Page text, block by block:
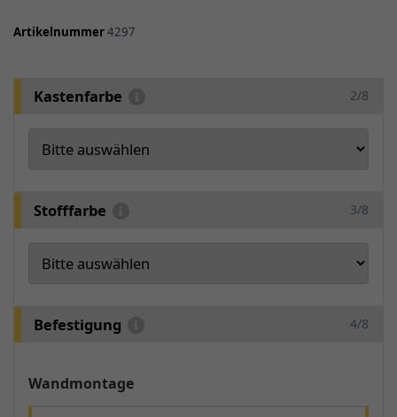
Artikelnummer4297
Kastenfarbe 2/8
Stofffarbe 3/8
Befestigung 4/8
Wandmontage